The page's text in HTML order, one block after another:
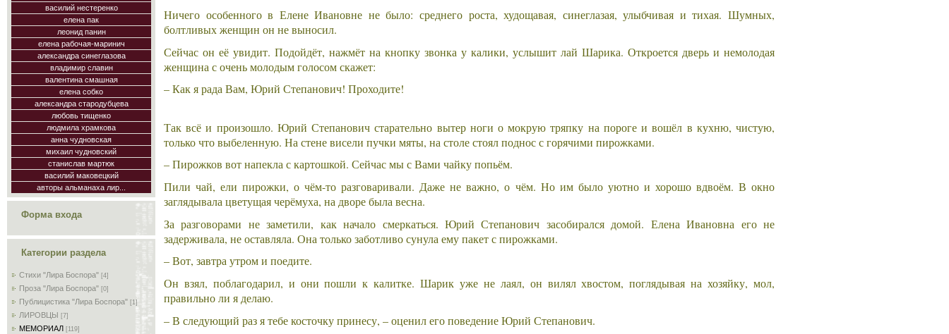
василий нестеренко
елена пак
леонид панин
елена рабочая-маринич
александра синеглазова
владимир славин
валентина смашная
елена собко
александра стародубцева
любовь тищенко
людмила храмкова
анна чудновская
михаил чудновский
станислав мартюк
василий маковецкий
авторы альманаха лир...
Форма входа
Категории раздела
Стихи "Лира Боспора" [4]
Проза "Лира Боспора" [0]
Публицистика "Лира Боспора" [1]
ЛИРОВЦЫ [7]
МЕМОРИАЛ [119]
Ничего особенного в Елене Ивановне не было: среднего роста, худощавая, синеглазая, улыбчивая и тихая. Шумных,
болтливых женщин он не выносил.
Сейчас он её увидит. Подойдёт, нажмёт на кнопку звонка у калики, услышит лай Шарика. Откроется дверь и немолодая
женщина с очень молодым голосом скажет:
– Как я рада Вам, Юрий Степанович! Проходите!
Так всё и произошло. Юрий Степанович старательно вытер ноги о мокрую тряпку на пороге и вошёл в кухню, чистую,
только что выбеленную. На стене висели пучки мяты, на столе стоял поднос с горячими пирожками.
– Пирожков вот напекла с картошкой. Сейчас мы с Вами чайку попьём.
Пили чай, ели пирожки, о чём-то разговаривали. Даже не важно, о чём. Но им было уютно и хорошо вдвоём. В окно
заглядывала цветущая черёмуха, на дворе была весна.
За разговорами не заметили, как начало смеркаться. Юрий Степанович засобирался домой. Елена Ивановна его не
задерживала, не оставляла. Она только заботливо сунула ему пакет с пирожками.
– Вот, завтра утром и поедите.
Он взял, поблагодарил, и они пошли к калитке. Шарик уже не лаял, он вилял хвостом, поглядывая на хозяйку, мол,
правильно ли я делаю.
– В следующий раз я тебе косточку принесу, – оценил его поведение Юрий Степанович.